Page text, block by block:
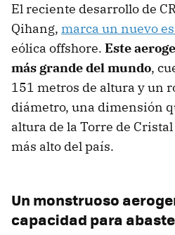
El reciente desarrollo de
Qihang, marca un nuevo
eólica offshore. Este
más grande del mundo,
151 metros de altura y un
diámetro, una dimensión
altura de la Torre de
más alto del país.
Un monstruoso
capacidad para